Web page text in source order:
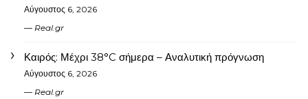
Αύγουστος 6, 2026
Real.gr
Καιρός: Μέχρι 38°C σήμερα – Αναλυτική πρόγνωση
Αύγουστος 6, 2026
Real.gr